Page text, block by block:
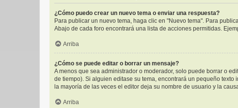
¿Cómo puedo crear un nuevo tema o enviar una respuesta?
Para publicar un nuevo tema, haga clic en "Nuevo tema". Para
Abajo de cada foro encontrará una lista de acciones permitidas.
Arriba
¿Cómo se puede editar o borrar un mensaje?
A menos que sea administrador o moderador, solo puede borrar o
de tiempo). Si alguien editase su tema, encontrará un pequeño
la mayoría de las veces el editor deja su nombre de usuario y la
Arriba